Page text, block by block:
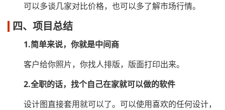
可以多谈几家对比价格，也可以多了解市场行情。
四、项目总结
1.简单来说，你就是中间商
客户给你照片，你找人排版，版面打印出来。
2.全职的话，找个自己在家就可以做的软件
设计图直接套用就可以了。可以使用喜欢的任何设计，